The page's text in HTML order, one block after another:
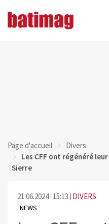
Page d'accueil
Divers
Les CFF ont régénéré
Sierre
21.06.2024 15:13 DIVERS
NEWS